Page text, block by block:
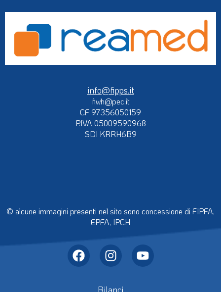
info@fipps.it
fiwh@pec.it
CF 97356050159
P.IVA 05009590968
SDI KRRH6B9
© alcune immagini presenti nel sito sono concessione di FIPFA,
EPFA, IPCH
Bilanci